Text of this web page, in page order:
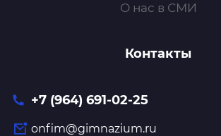
О нас в СМИ
Контакты
+7 (964) 691-02-25
onfim@gimnazium.ru